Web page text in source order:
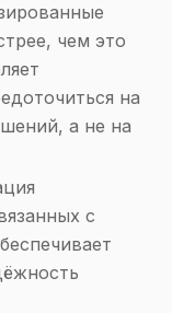
чем это
на
а не на
с